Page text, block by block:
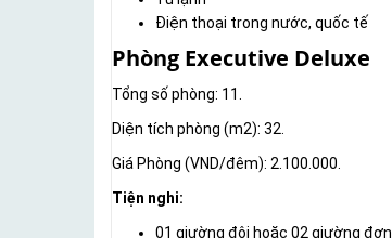
Điện thoại trong nước, quốc tế
Phòng Executive Deluxe
Tổng số phòng: 11.
Diện tích phòng (m2): 32.
Giá Phòng (VND/đêm): 2.100.000.
Tiện nghi:
01 giường đôi hoặc 02 giường đơn